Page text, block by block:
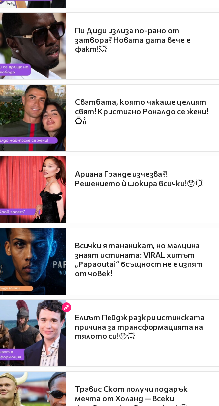
Пи Диди излиза по-рано от
затвора? Новата дата вече е
факт!💥
Сватбата, която чакаше целият
свят! Кристиано Роналдо се жени!
💍🍾
Ариана Гранде изчезва?!
Решението ѝ шокира всички!😯💥
Всички я тананикат, но малцина
знаят истината: VIRAL хитът
„Papaoutai“ всъщност не е изпят
от човек!
Елиът Пейдж разкри истинската
причина за трансформацията на
тялото си!😯💥
Травис Скот получи подарък
мечта от Холанд — всеки